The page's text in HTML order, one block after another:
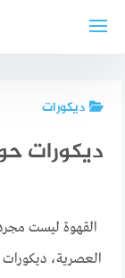
ديكورات
ديكورات
القهوة ليست
العصرية،